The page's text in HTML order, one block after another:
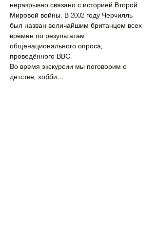
неразрывно связано с историей Второй
Мировой войны. В 2002 году Черчилль
был назван величайшим британцем всех
времен по результатам
общенационального опроса,
проведённого ВВС.
Во время экскурсии мы поговорим о
детстве, хобби…